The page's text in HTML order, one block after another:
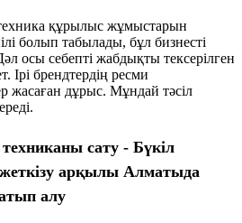
құрылыс жұмыстарын
болып табылады, бұл бизнесті
осы себепті жабдықты тексерілген
Ірі брендтердің ресми
жасаған дұрыс. Мұндай тәсіл
сату - Бүкіл
арқылы Алматыда
алу